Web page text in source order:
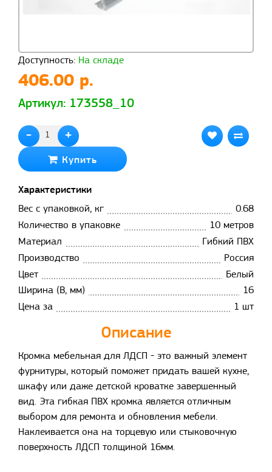
Доступность: На складе
406.00 р.
Артикул: 173558_10
- +
Купить
Характеристики
Вес с упаковкой, кг
0.68
Количество в упаковке
10 метров
Материал
Гибкий ПВХ
Производство
Россия
Цвет
Белый
Ширина (B, мм)
16
Цена за
1 шт
Описание
Кромка мебельная для ЛДСП - это важный элемент
фурнитуры, который поможет придать вашей кухне,
шкафу или даже детской кроватке завершенный
вид. Эта гибкая ПВХ кромка является отличным
выбором для ремонта и обновления мебели.
Наклеивается она на торцевую или стыковочную
поверхность ЛДСП толщиной 16мм.